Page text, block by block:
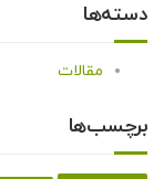
دسته‌ها
مقالات
برچسب‌ها